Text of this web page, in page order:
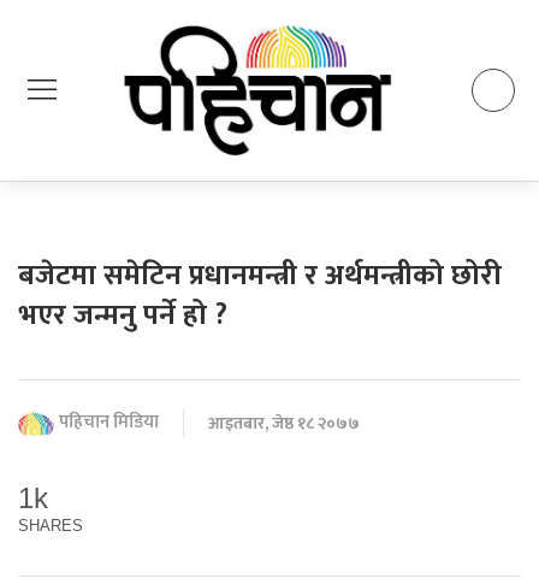
बजेटमा समेटिन प्रधानमन्त्री र अर्थमन्त्रीको छोरी
भएर जन्मनु पर्ने हो ?
पहिचान मिडिया आइतबार, जेष्ठ १८ २०७७
1k
SHARES